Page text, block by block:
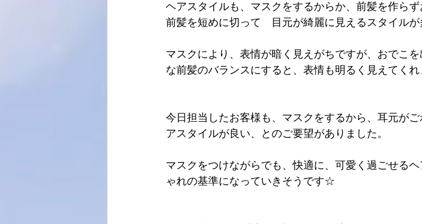
ヘアスタイルも、マスクをするからか、前髪を作ら
前髪を短めに切って　目元が綺麗に見えるスタイルが
マスクにより、表情が暗く見えがちですが、おでこ
な前髪のバランスにすると、表情も明るく見えてくれ
今日担当したお客様も、マスクをするから、耳元が
アスタイルが良い、とのご要望がありました。
マスクをつけながらでも、快適に、可愛く過ごせる
ゃれの基準になっていきそうです☆